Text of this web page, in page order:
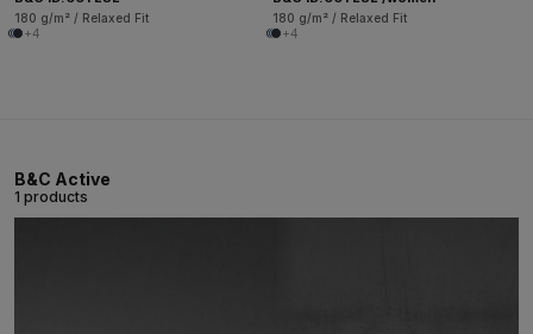
180 g/m² / Relaxed Fit
+4
180 g/m² / Relaxed Fit
+4
B&C Active
1 products